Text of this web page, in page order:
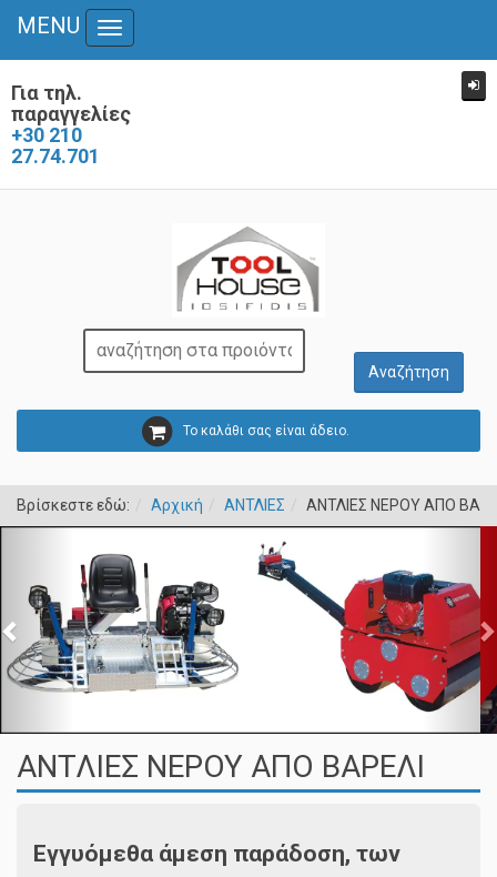
Για τηλ.
παραγγελίες
+30 210
27.74.701
Το καλάθι σας είναι άδειο.
MENU
Toggle
Βρίσκεστε εδώ: Αρχική ΑΝΤΛΙΕΣ ΑΝΤΛΙΕΣ ΝΕΡΟΥ ΑΠΟ
ΑΝΤΛΙΕΣ ΝΕΡΟΥ ΑΠΟ ΒΑΡΕΛΙ
Εγγυόμεθα άμεση παράδοση, των